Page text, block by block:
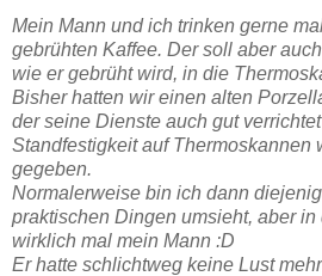
Mein Mann und ich trinken gerne
gebrühten Kaffee. Der soll aber
wie er gebrüht wird, in die
Bisher hatten wir einen alten
der seine Dienste auch gut
Standfestigkeit auf Thermoskannen
gegeben.
Normalerweise bin ich dann
praktischen Dingen umsieht, aber
wirklich mal mein Mann :D
Er hatte schlichtweg keine Lust